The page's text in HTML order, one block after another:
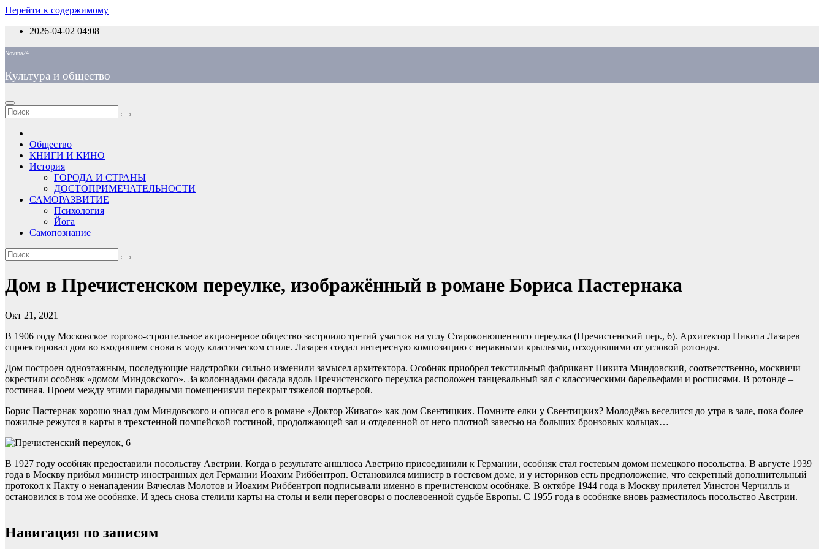
Перейти к содержимому
2026-04-02 04:08
Novina24
Культура и общество
Общество
КНИГИ И КИНО
История
ГОРОДА И СТРАНЫ
ДОСТОПРИМЕЧАТЕЛЬНОСТИ
САМОРАЗВИТИЕ
Психология
Йога
Самопознание
Дом в Пречистенском переулке, изображённый в романе Бориса Пастернака
Окт 21, 2021
В 1906 году Московское торгово-строительное акционерное общество застроило третий участок на углу Староконюшенного переулка (Пречистенский пер., 6). Архитектор Никита Лазарев
спроектировал дом во входившем снова в моду классическом стиле. Лазарев создал интересную композицию с неравными крыльями, отходившими от угловой ротонды.
Дом построен одноэтажным, последующие надстройки сильно изменили замысел архитектора. Особняк приобрел текстильный фабрикант Никита Миндовский, соответственно, москвичи
окрестили особняк «домом Миндовского». За колоннадами фасада вдоль Пречистенского переулка расположен танцевальный зал с классическими барельефами и росписями. В ротонде –
гостиная. Проем между этими парадными помещениями перекрыт тяжелой портьерой.
Борис Пастернак хорошо знал дом Миндовского и описал его в романе «Доктор Живаго» как дом Свентицких. Помните елки у Свентицких? Молодёжь веселится до утра в зале, пока более
пожилые режутся в карты в трехстенной помпейской гостиной, продолжающей зал и отделенной от него плотной завесью на больших бронзовых кольцах…
В 1927 году особняк предоставили посольству Австрии. Когда в результате аншлюса Австрию присоединили к Германии, особняк стал гостевым домом немецкого посольства. В августе 1939
года в Москву прибыл министр иностранных дел Германии Иоахим Риббентроп. Остановился министр в гостевом доме, и у историков есть предположение, что секретный дополнительный
протокол к Пакту о ненападении Вячеслав Молотов и Иоахим Риббентроп подписывали именно в пречистенском особняке. В октябре 1944 года в Москву прилетел Уинстон Черчилль и
остановился в том же особняке. И здесь снова стелили карты на столы и вели переговоры о послевоенной судьбе Европы. С 1955 года в особняке вновь разместилось посольство Австрии.
Навигация по записям